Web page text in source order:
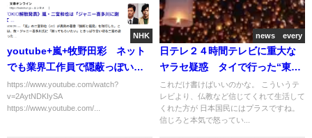
NHK
youtube+嵐+牧野田彩 ネット
でも業界工作員で隠蔽っぽい
訳で英語も使えないから海外メ
ディアも隠ぺい方面なのかな
https://www.youtube.com/watch?
v=2AytNDKIySA
https://www.youtube.com/...
news every
日テレ２４時間テレビに重大な
ヤラセ疑惑 タイで行った“東日
本大震災の死者を弔う祭り”は金
を払って人々を集めたデッチ上
げだった！
これだけ書けばいいのかな。 こういうテ
レビより、仏教など信じてくれて生活して
くれた方が 日本国民にはプラスですね。
信じろと本気で怒ってい...